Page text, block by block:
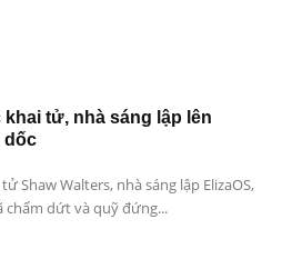
tử, nhà sáng lập lên
dốc
Shaw Walters, nhà sáng lập ElizaOS,
chấm dứt và quỹ đứng...